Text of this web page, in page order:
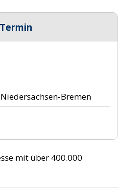
Bremen
mit über 400.000